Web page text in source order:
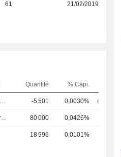
61 21/02/2019
Quantité % Capi.
-5 501 0,0030%
80 000 0,0426%
18 996 0,0101%